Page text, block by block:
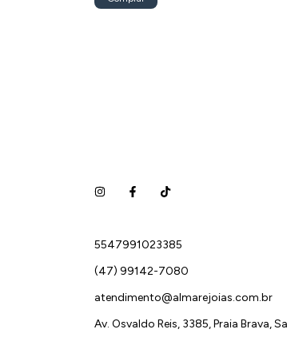
5547991023385
(47) 99142-7080
atendimento@almarejoias.com.br
Av. Osvaldo Reis, 3385, Praia Brava,